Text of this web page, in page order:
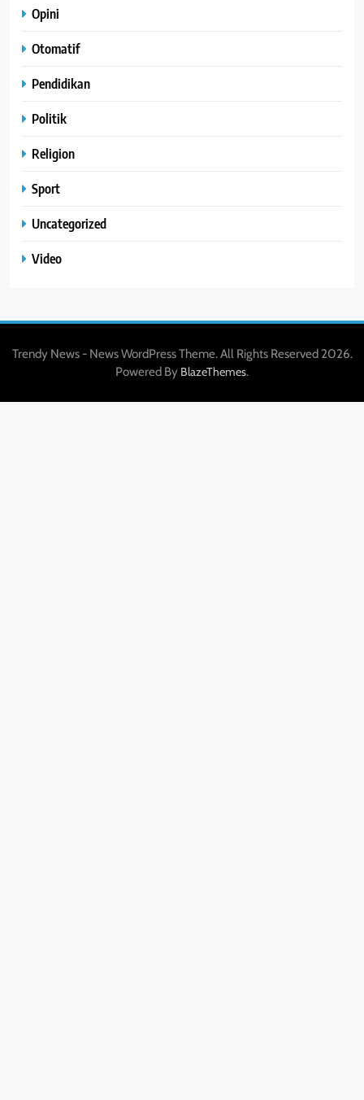
Opini
Otomatif
Pendidikan
Politik
Religion
Sport
Uncategorized
Video
Trendy News - News WordPress Theme. All Rights Reserved 2026.
Powered By BlazeThemes.